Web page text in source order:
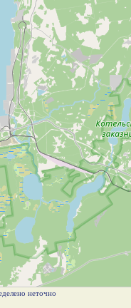
неточно